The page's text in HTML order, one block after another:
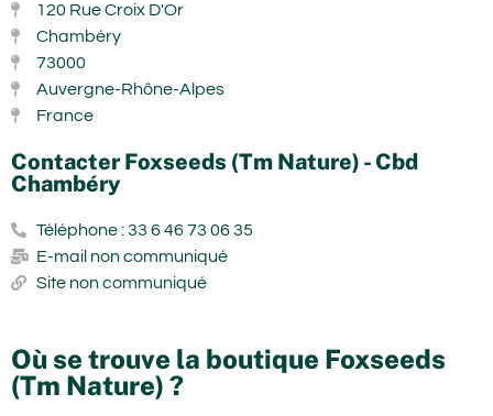
120 Rue Croix D'Or
Chambéry
73000
Auvergne-Rhône-Alpes
France
Contacter Foxseeds (Tm Nature) - Cbd
Chambéry
Téléphone : 33 6 46 73 06 35
E-mail non communiqué
Site non communiqué
Où se trouve la boutique Foxseeds
(Tm Nature) ?